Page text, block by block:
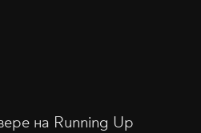
на Running Up